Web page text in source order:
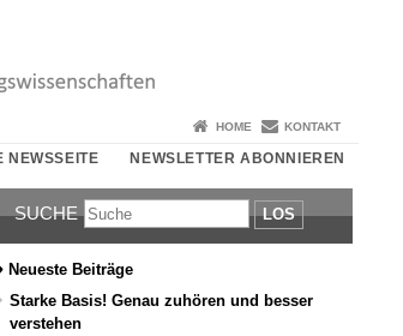
HOME KONTAKT
NEWSSEITE NEWSLETTER ABONNIEREN
SUCHE LOS
Neueste Beiträge
Starke Basis! Genau zuhören und besser
verstehen